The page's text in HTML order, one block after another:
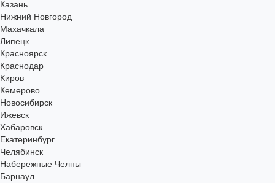
Казань
Нижний Новгород
Махачкала
Липецк
Красноярск
Краснодар
Киров
Кемерово
Новосибирск
Ижевск
Хабаровск
Екатеринбург
Челябинск
Набережные Челны
Барнаул